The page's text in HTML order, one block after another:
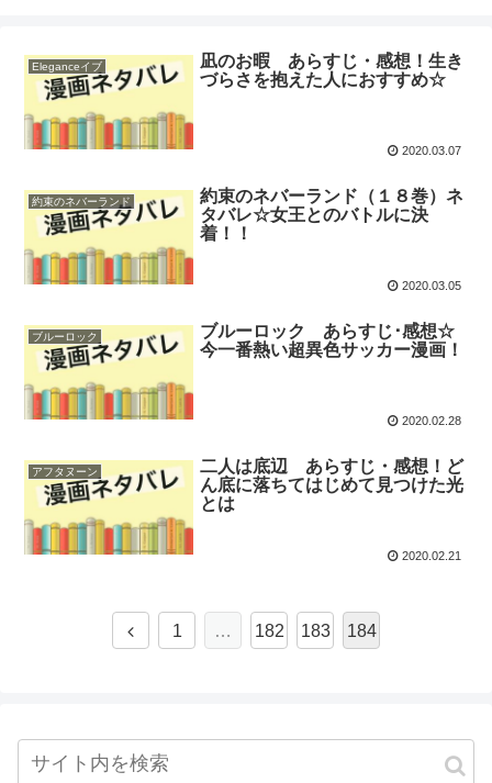
Eleganceイブ
凪のお暇 あらすじ・感想！生き
づらさを抱えた人におすすめ☆
2020.03.07
約束のネバーランド
約束のネバーランド（１８巻）ネ
タバレ☆女王とのバトルに決
着！！
2020.03.05
ブルーロック
ブルーロック あらすじ･感想☆
今一番熱い超異色サッカー漫画！
2020.02.28
アフタヌーン
二人は底辺 あらすじ・感想！ど
ん底に落ちてはじめて見つけた光
とは
2020.02.21
1 … 182 183 184